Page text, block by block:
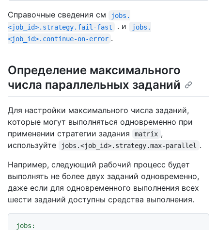
Справочные сведения см
jobs.
<job_id>.strategy.fail-fast
. и
jobs.
<job_id>.continue-on-error .
Определение максимального
числа параллельных заданий
Для настройки максимального числа заданий,
которые могут выполняться одновременно при
применении стратегии задания
matrix ,
используйте
jobs.<job_id>.strategy.max-parallel
.
Например, следующий рабочий процесс будет
выполнять не более двух заданий одновременно,
даже если для одновременного выполнения всех
шести заданий доступны средства выполнения.
jobs: